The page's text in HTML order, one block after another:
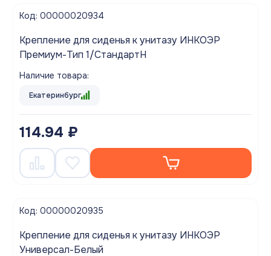
Код: 00000020934
Крепление для сиденья к унитазу ИНКОЭР
Премиум-Тип 1/СтандартН
Наличие товара:
Екатеринбург
114.94 ₽
Код: 00000020935
Крепление для сиденья к унитазу ИНКОЭР
Универсал-Белый